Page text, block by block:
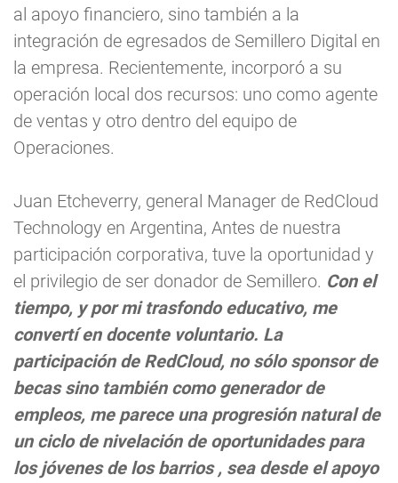
al apoyo financiero, sino también a la
integración de egresados de Semillero Digital en
la empresa. Recientemente, incorporó a su
operación local dos recursos: uno como agente
de ventas y otro dentro del equipo de
Operaciones.
Juan Etcheverry, general Manager de RedCloud
Technology en Argentina, Antes de nuestra
participación corporativa, tuve la oportunidad y
el privilegio de ser donador de Semillero. Con el
tiempo, y por mi trasfondo educativo, me
convertí en docente voluntario. La
participación de RedCloud, no sólo sponsor de
becas sino también como generador de
empleos, me parece una progresión natural de
un ciclo de nivelación de oportunidades para
los jóvenes de los barrios , sea desde el apoyo